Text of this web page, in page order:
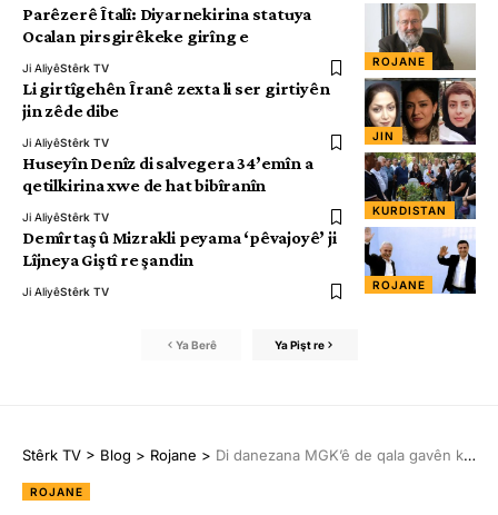
ROJANE
Parêzerê Îtalî: Diyarnekirina statuya
Ocalan pirsgirêkeke girîng e
Ji AliyêStêrk TV
JIN
Li girtîgehên Îranê zexta li ser girtiyên
jin zêde dibe
Ji AliyêStêrk TV
KURDISTAN
Huseyîn Denîz di salvegera 34’emîn a
qetilkirina xwe de hat bibîranîn
Ji AliyêStêrk TV
ROJANE
Demîrtaş û Mizrakli peyama ‘pêvajoyê’ ji
Lîjneya Giştî re şandin
Ji AliyêStêrk TV
Ya Berê Ya Pişt re
Stêrk TV > Blog > Rojane > Di danezana MGK’ê de qala gavên ku dewlet biavêje nehat kirin
ROJANE